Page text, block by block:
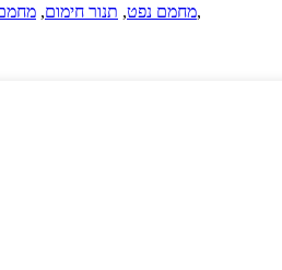
מחמם נפט, תנור חימום, ,